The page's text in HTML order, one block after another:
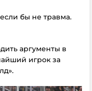
бы не травма.
аргументы в
игрок за